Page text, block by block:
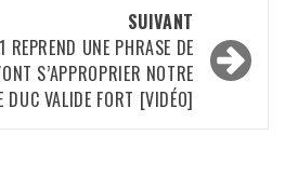
SUIVANT
REPREND UNE PHRASE DE
S’APPROPRIER NOTRE
DUC VALIDE FORT [VIDÉO]